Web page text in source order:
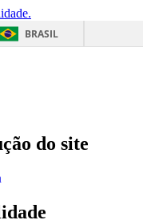
BRASIL
do site